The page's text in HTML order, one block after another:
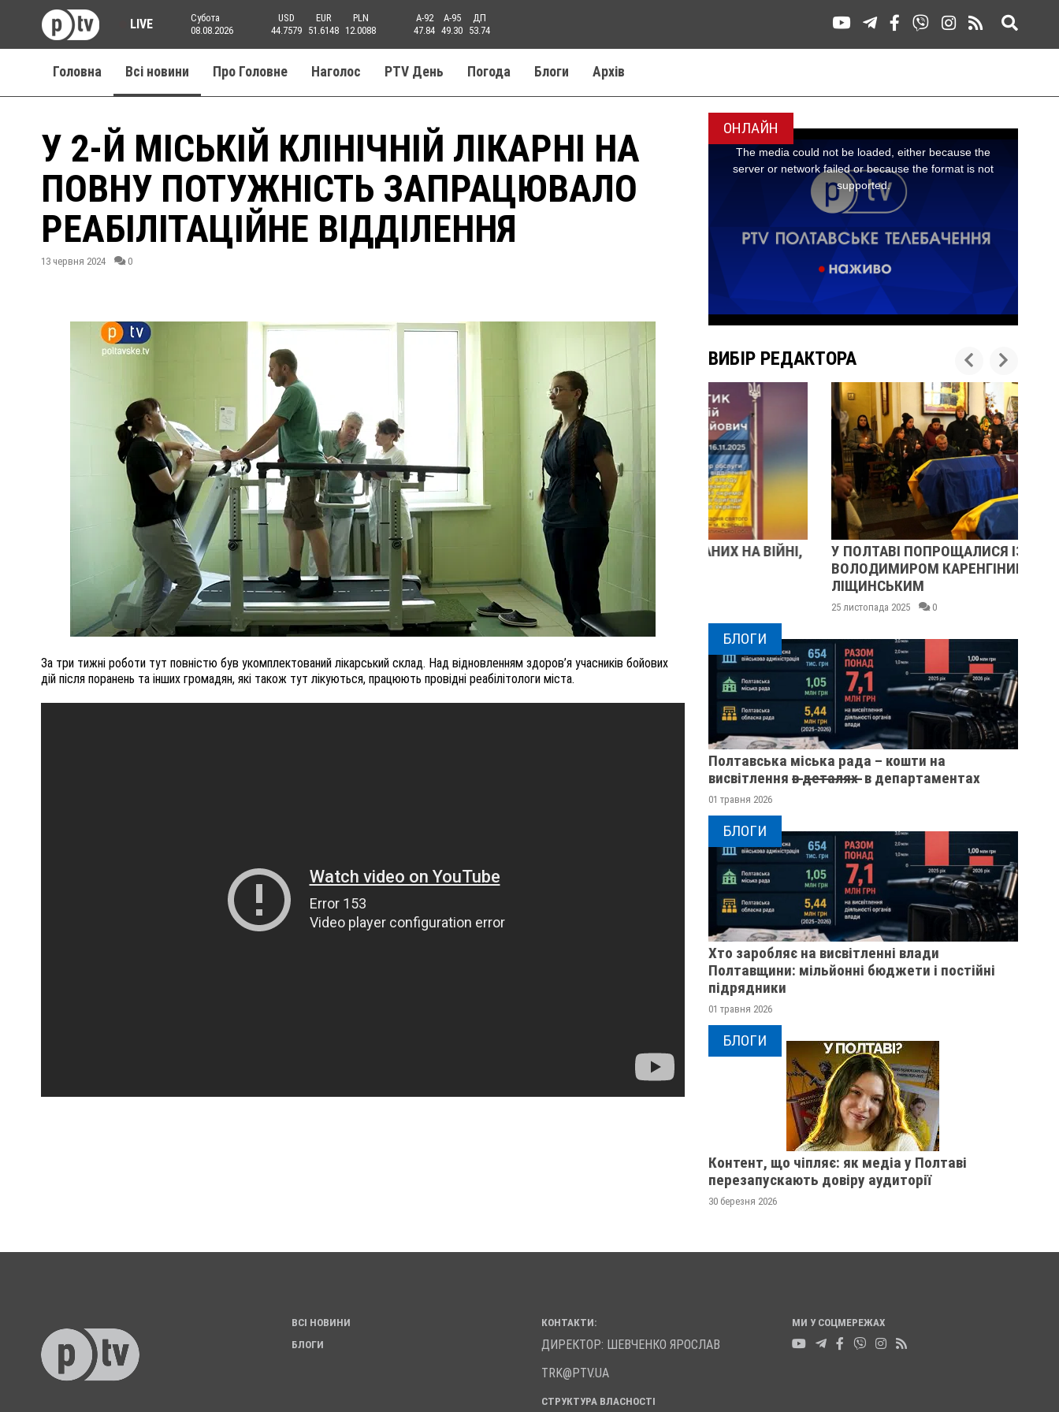
LIVE
Субота
08.08.2026
USD
44.7579
EUR
51.6148
PLN
12.0088
A-92
47.84
A-95
49.30
ДП
53.74
Головна Всі новини Про Головне Наголос PTV День Погода Блоги Aрхів
У 2-Й МІСЬКІЙ КЛІНІЧНІЙ ЛІКАРНІ НА
ПОВНУ ПОТУЖНІСТЬ ЗАПРАЦЮВАЛО
РЕАБІЛІТАЦІЙНЕ ВІДДІЛЕННЯ
13 червня 2024 0
За три тижні роботи тут повністю був укомплектований лікарський склад. Над відновленням здоров’я учасників бойових
дій після поранень та інших громадян, які також тут лікуються, працюють провідні реабілітологи міста.
ОНЛАЙН
ВИБІР РЕДАКТОРА
ПОЛІЦІЯ ПОЛТАВЩИНИ РОЗШУКУЄ 62-РІЧНУ
ЛЮДМИЛУ ТИМЧЕНКО
26 листопада 2025 0
ВНАСЛІДОК ПОРАНЕНЬ, ОТРИМАНИХ НА ВІЙНІ,
ПОМЕР ВОЇН ЮРІЙ ВОЙТИК
25 листопада 2025 0
У ПОЛТАВІ ПОПРОЩАЛИСЯ ІЗ ВІЙСЬКОВИМИ
ВОЛОДИМИРОМ КАРЕНГІНИМ ТА ОЛЕГОМ
БЛОГИ
Полтавська міська рада – кошти на
висвітлення в̶ ̶д̶е̶т̶а̶л̶я̶х̶ ̶ в департаментах
01 травня 2026
БЛОГИ
Хто заробляє на висвітленні влади
Полтавщини: мільйонні бюджети і постійні
підрядники
01 травня 2026
БЛОГИ
Контент, що чіпляє: як медіа у Полтаві
перезапускають довіру аудиторії
30 березня 2026
ВСІ НОВИНИ
БЛОГИ
КОНТАКТИ:
ДИРЕКТОР: ШЕВЧЕНКО ЯРОСЛАВ
TRK@PTV.UA
СТРУКТУРА ВЛАСНОСТІ
МИ У СОЦМЕРЕЖАХ